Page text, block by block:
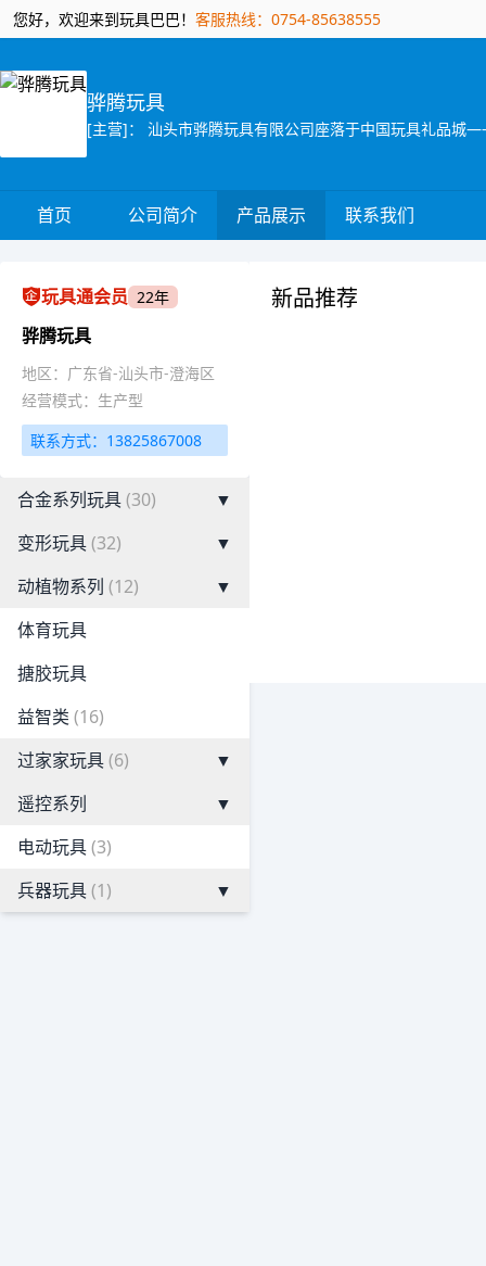
您好，欢迎来到玩具巴巴！ 客服热线：0754-85638555
骅腾玩具
首页 公司简介 产品展示 联系我们
玩具通会员 22年
骅腾玩具
地区：广东省-汕头市-澄海区
经营模式：生产型
联系方式：13825867008
合金系列玩具(30)
▼
变形玩具(32)
▼
动植物系列 (12)
▼
体育玩具
搪胶玩具
益智类 (16)
过家家玩具(6)
▼
遥控系列
▼
电动玩具(3)
兵器玩具(1) ▼
新品推荐